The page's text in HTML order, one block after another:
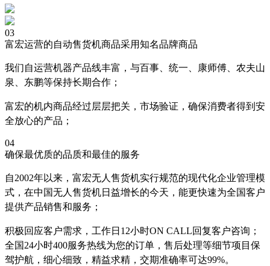
03
富宏运营的自动售货机商品采用知名品牌商品
我们自运营机器产品线丰富，与百事、统一、康师傅、农夫山
泉、东鹏等保持长期合作；
富宏的机内商品经过层层把关，市场验证，确保消费者得到安
全放心的产品；
04
确保最优质的品质和最佳的服务
自2002年以来，富宏无人售货机实行规范的现代化企业管理模
式，在中国无人售货机日益增长的今天，能更快速为全国客户
提供产品销售和服务；
积极回应客户需求，工作日12小时ON CALL回复客户咨询；
全国24小时400服务热线为您的订单，售后处理等细节项目保
驾护航，细心细致，精益求精，交期准确率可达99%。